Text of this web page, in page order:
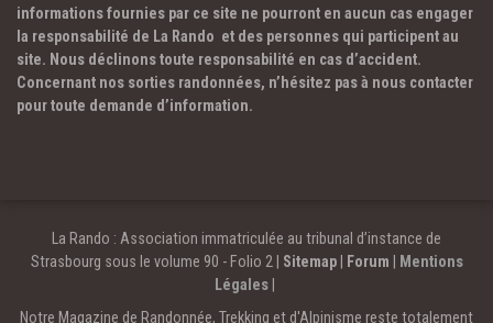
informations fournies par ce site ne pourront en aucun cas engager
la responsabilité de La Rando et des personnes qui participent au
site. Nous déclinons toute responsabilité en cas d’accident.
Concernant nos sorties randonnées, n’hésitez pas à nous contacter
pour toute demande d’information.
La Rando : Association immatriculée au tribunal d’instance de
Strasbourg sous le volume 90 - Folio 2 | Sitemap| Forum
Mentions
Légales
Notre Magazine de Randonnée, Trekking et d'Alpinisme reste totalement